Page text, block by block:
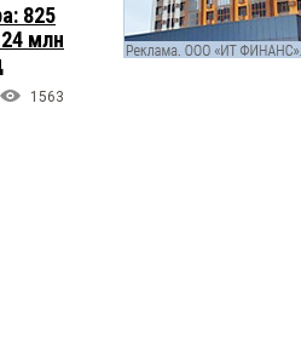
825
млн
1563